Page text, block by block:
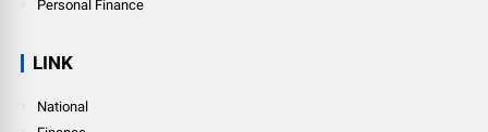
Personal Finance
LINK
National